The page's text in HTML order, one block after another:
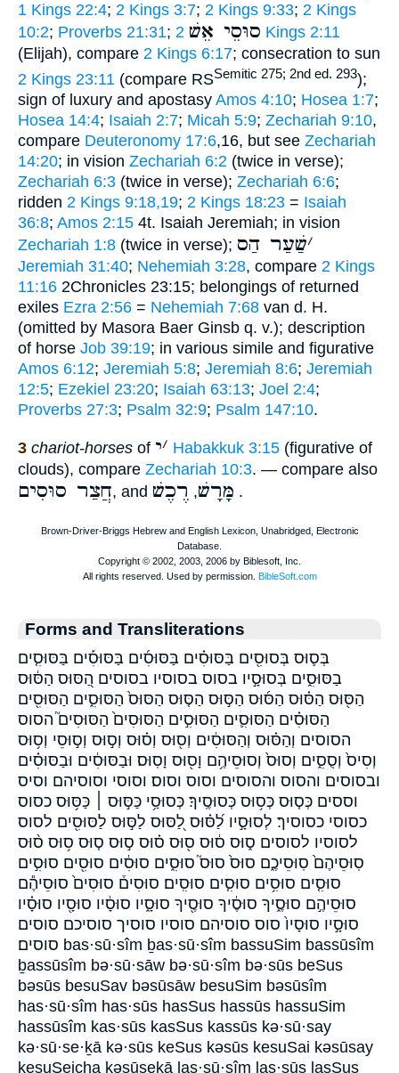
1 Kings 22:4; 2 Kings 3:7; 2 Kings 9:33; 2 Kings
10:2; Proverbs 21:31; סוּסֵי אֵשׁ 2 Kings 2:11
(Elijah), compare 2 Kings 6:17; consecration to sun
2 Kings 23:11 (compare RSSemitic 275; 2nd ed. 293);
sign of luxury and apostasy Amos 4:10; Hosea 1:7;
Hosea 14:4; Isaiah 2:7; Micah 5:9; Zechariah 9:10,
compare Deuteronomy 17:6,16, but see Zechariah
14:20; in vision Zechariah 6:2 (twice in verse);
Zechariah 6:3 (twice in verse); Zechariah 6:6;
ridden 2 Kings 9:18,19; 2 Kings 18:23 = Isaiah
36:8; Amos 2:15 4t. Isaiah Jeremiah; in vision
Zechariah 1:8 (twice in verse); ׳שַׁעַר הַס
Jeremiah 31:40; Nehemiah 3:28, compare 2 Kings
11:16 2Chronicles 23:15; belongings of returned
exiles Ezra 2:56 = Nehemiah 7:68 van d. H.
(omitted by Masora Baer Ginsb q. v.); description
of horse Job 39:19; in various simile and figurative
Amos 6:12; Jeremiah 5:8; Jeremiah 8:6; Jeremiah
12:5; Ezekiel 23:20; Isaiah 63:13; Joel 2:4;
Proverbs 27:3; Psalm 32:9; Psalm 147:10.
3 chariot-horses of ׳י Habakkuk 3:15 (figurative of
clouds), compare Zechariah 10:3. — compare also
חֲצַר סוּסִים, and מָּרָשׁ, רֶכֶשׁ .
Forms and Transliterations
בְּס֛וּס בְּסוּסִ֖ים בַּסּוּסִ֗ים בַּסּוּסִ֜ים בַּסּוּסִ֡ים בַּסּוּסִ֤ים
בַסּוּסִ֑ים בְּסוּסָ֣יו בסוס בסוסיו בסוסים הַ֭סּוּס הַסּ֔וּס
הַסּ֖וּס הַסּ֗וּס הַסּ֜וּס הַסּ֣וּס הַסּ֤וּס הַסּוּס֙ הַסּוּסִ֑ים הַסּוּסִ֖ים
הַסּוּסִ֗ים הַסּוּסִ֛ים הַסּוּסִ֣ים הַסּוּסִים֙ הַסּוּסִים֮ הסוס
הסוסים וְהַסּ֗וּס וְהַסּוּסִ֔ים וְס֖וּס וְס֗וּס וְס֣וּס וְס֣וּסֵי וְס֥וּס
וְסִיס֙ וְסֻסִ֑ים וְסוּס֙ וְסוּסֵיהֶ֥ם וָס֖וּס וָסֽוּס׃ וּבַסּוּסִ֔ים וּבַסּוּסִ֗ים
ובסוסים והסוס והסוסים וסוס וסוס׃ וסוסי וסוסיהם וסיס
וססים כְּס֤וּס כְּס֥וּס כְּסוּסֶֽיךָ׃ כְּסוּסַ֥י כַּסּ֣וּס ׀ כַּסּ֥וּס כסוס
כסוסי כסוסיך׃ לְסוּסָ֣יו לַ֝סּ֗וּס לַ֭סּוּס לַסּ֣וּס לַסּוּסִ֖ים לסוס
לסוסיו לסוסים ס֑וּס ס֔וּס ס֖וּס ס֗וּס ס֣וּס ס֤וּס ס֥וּס ס֨וּס
סֽוּסֵיהֶם֙ סֽוּסֵיכֶ֑ם סוּס֙ סוּס֮ סוּסִ֑ים סוּסִ֔ים סוּסִ֖ים סוּסִ֣ים
סוּסִ֤ים סוּסִ֥ים סוּסִ֧ים סוּסִֽים׃ סוּסִים֒ סוּסִים֙ סוּסֵיהֶ֕ם
סוּסֵיהֶ֣ם סוּסֶ֑יךָ סוּסֶ֔יךָ סוּסֶ֖יךָ סוּסָ֑יו סוּסָ֔יו סוּסָ֖יו סוּסָ֗יו
סוּסָ֣יו סוּסָיו֙ סוס סוסיהם סוסיו סוסיך סוסיכם סוסים
סוסים׃ bas·sū·sîm ḇas·sū·sîm bassuSim bassūsîm
ḇassūsîm bə·sū·sāw bə·sū·sîm bə·sūs beSus
bəsūs besuSav bəsūsāw besuSim bəsūsîm
has·sū·sîm has·sūs hasSus hassūs hassuSim
hassūsîm kas·sūs kasSus kassūs kə·sū·say
kə·sū·se·ḵā kə·sūs keSus kəsūs kesuSai kəsūsay
kesuSeicha kəsūseḵā las·sū·sîm las·sūs lasSus